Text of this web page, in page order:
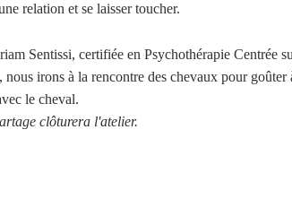
relation et se laisser toucher.
Sentissi, certifiée en Psychothérapie Centrée
nous irons à la rencontre des chevaux pour
le cheval.
clôturera l'atelier.